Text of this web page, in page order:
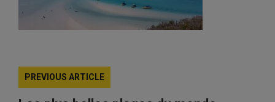
PREVIOUS ARTICLE